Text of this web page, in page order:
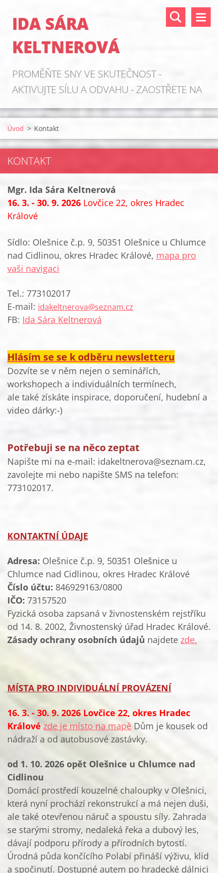
IDA SÁRA
KELTNEROVÁ
PROMĚŇTE SNY VE SKUTEČNOST -
AKTIVUJTE SÍLU A ODVAHU - ZAOSTŘETE NA
ZDROJE!
Úvod > Kontakt
KONTAKT
Mgr. Ida Sára Keltnerová
16. 3. - 30. 9. 2026 Lovčice 22, okres Hradec
Králové
Sídlo: Olešnice č.p. 9, 50351 Olešnice u Chlumce
nad Cidlinou, okres Hradec Králové, mapa pro
vaši navigaci
Tel.: 773102017
E-mail: idakeltnerova@seznam.cz
FB: Ida Sára Keltnerová
Hlásím se se k odběru newsletteru
Dozvíte se v něm nejen o seminářích,
workshopech a individuálních termínech,
ale také získáte inspirace, doporučení, hudební a
video dárky:-)
Potřebuji se na něco zeptat
Napište mi na e-mail: idakeltnerova@seznam.cz,
zavolejte mi nebo napište SMS na telefon:
773102017.
KONTAKTNÍ ÚDAJE
Adresa: Olešnice č.p. 9, 50351 Olešnice u
Chlumce nad Cidlinou, okres Hradec Králové
Číslo účtu: 846929163/0800
IČO: 73157520
Fyzická osoba zapsaná v živnostenském rejstříku
od 14. 8. 2002, Živnostenský úřad Hradec Králové.
Zásady ochrany osobních údajů najdete zde.
MÍSTA PRO INDIVIDUÁLNÍ PROVÁZENÍ
16. 3. - 30. 9. 2026 Lovčice 22, okres Hradec
Králové zde je místo na mapě Dům je kousek od
nádraží a od autobusové zastávky.
od 1. 10. 2026 opět Olešnice u Chlumce nad
Cidlinou
Domácí prostředí kouzelné chaloupky v Olešnici,
která nyní prochází rekonstrukcí a má nejen duši,
ale také otevřenou náruč a spoustu síly. Zahrada
se starými stromy, nedaleká řeka a dubový les,
dávají podporu přírody a přírodních bytostí.
Úrodná půda končícího Polabí přináší výživu, klid
a spočinutí. Dostupné autem po hradecké dálnici